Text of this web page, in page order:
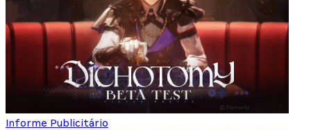
Informe Publicitário